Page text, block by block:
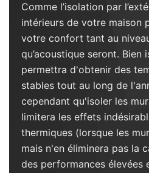
Comme l’isolation par
intérieurs de votre maison
votre confort tant au
qu’acoustique seront. Bien
permettra d'obtenir des
stables tout au long de
cependant qu'isoler les
limitera les effets
thermiques (lorsque les
mais n'en éliminera pas la
des performances élevées